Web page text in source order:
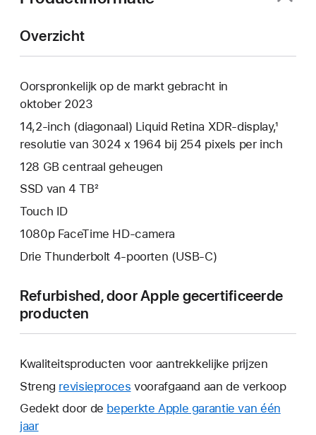
Overzicht
Oorspronkelijk op de markt gebracht in
oktober 2023
14,2‑inch (diagonaal) Liquid Retina XDR-display,¹
resolutie van 3024 x 1964 bij 254 pixels per inch
128 GB centraal geheugen
SSD van 4 TB²
Touch ID
1080p FaceTime HD-camera
Drie Thunderbolt 4-poorten (USB‑C)
Refurbished, door Apple gecertificeerde
producten
Kwaliteitsproducten voor aantrekkelijke prijzen
Streng revisieproces voorafgaand aan de verkoop
Gedekt door de beperkte Apple garantie van één
jaarHierdoor